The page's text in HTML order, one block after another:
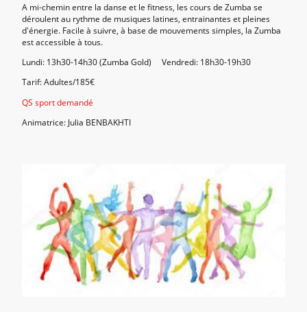
A mi-chemin entre la danse et le fitness, les cours de Zumba se
déroulent au rythme de musiques latines, entrainantes et pleines
d'énergie. Facile à suivre, à base de mouvements simples, la Zumba
est accessible à tous.
Lundi: 13h30-14h30 (Zumba Gold) Vendredi: 18h30-19h30
Tarif: Adultes/185€
QS sport demandé
Animatrice: Julia BENBAKHTI